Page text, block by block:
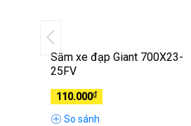
Săm xe đạp Giant 700X23-
25FV
110.000₫
So sánh